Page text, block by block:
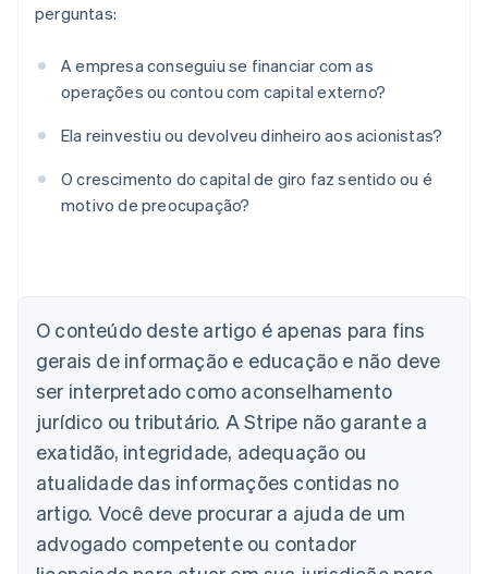
perguntas:
A empresa conseguiu se financiar com as
operações ou contou com capital externo?
Ela reinvestiu ou devolveu dinheiro aos acionistas?
O crescimento do capital de giro faz sentido ou é
motivo de preocupação?
O conteúdo deste artigo é apenas para fins
gerais de informação e educação e não deve
ser interpretado como aconselhamento
jurídico ou tributário. A Stripe não garante a
exatidão, integridade, adequação ou
atualidade das informações contidas no
artigo. Você deve procurar a ajuda de um
advogado competente ou contador
English
Áustria
Deutsch English
Bélgica
Nederlands Français
Brasil
Português English
Bulgária
Canadá
EnglishFrançais
China continental
简体中文